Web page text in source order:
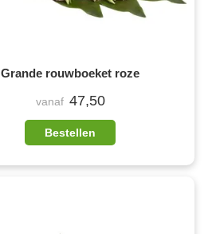
Grande rouwboeket roze
vanaf 47,50
Bestellen